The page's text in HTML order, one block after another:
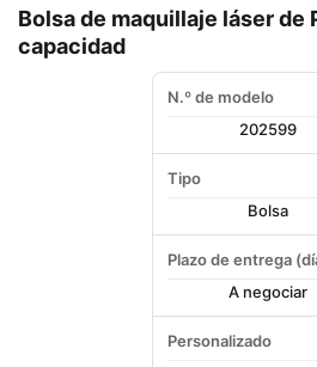
Bolsa de maquillaje láser de
capacidad
N.º de modelo
202599
Tipo
Bolsa
Plazo de entrega
A negociar
Personalizado